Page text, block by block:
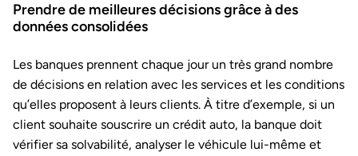
Prendre de meilleures décisions grâce à des
données consolidées
Les banques prennent chaque jour un très grand nombre
de décisions en relation avec les services et les conditions
qu’elles proposent à leurs clients. À titre d’exemple, si un
client souhaite souscrire un crédit auto, la banque doit
vérifier sa solvabilité, analyser le véhicule lui-même et